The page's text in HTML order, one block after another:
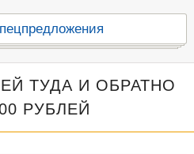
ТУДА И ОБРАТНО
РУБЛЕЙ